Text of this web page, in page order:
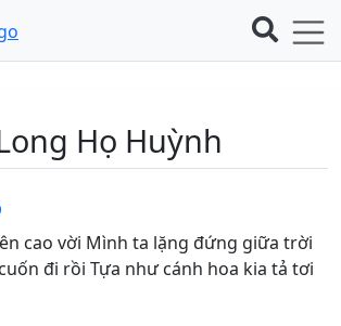
Họ Huỳnh
cao vời Mình ta lặng đứng giữa trời
đi rồi Tựa như cánh hoa kia tả tơi